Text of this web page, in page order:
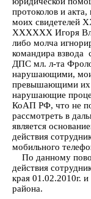
протоколов и
моих свидетелей
ХХХХХХ Игоря
либо молча
командира взвода
ДПС мл. л-та
нарушающими, мои
превышающими их
нарушающие
КоАП РФ, что не
рассмотреть в
является
действия
мобильного
По данному
действия
края 01.02.2010г.
района.